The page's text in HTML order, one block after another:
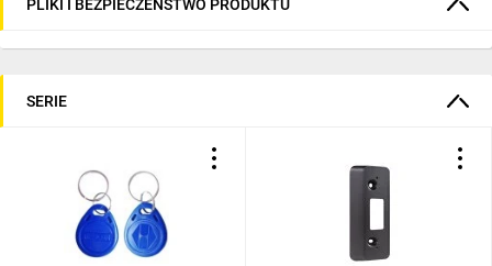
PLIKI I BEZPIECZEŃSTWO PRODUKTU
SERIE